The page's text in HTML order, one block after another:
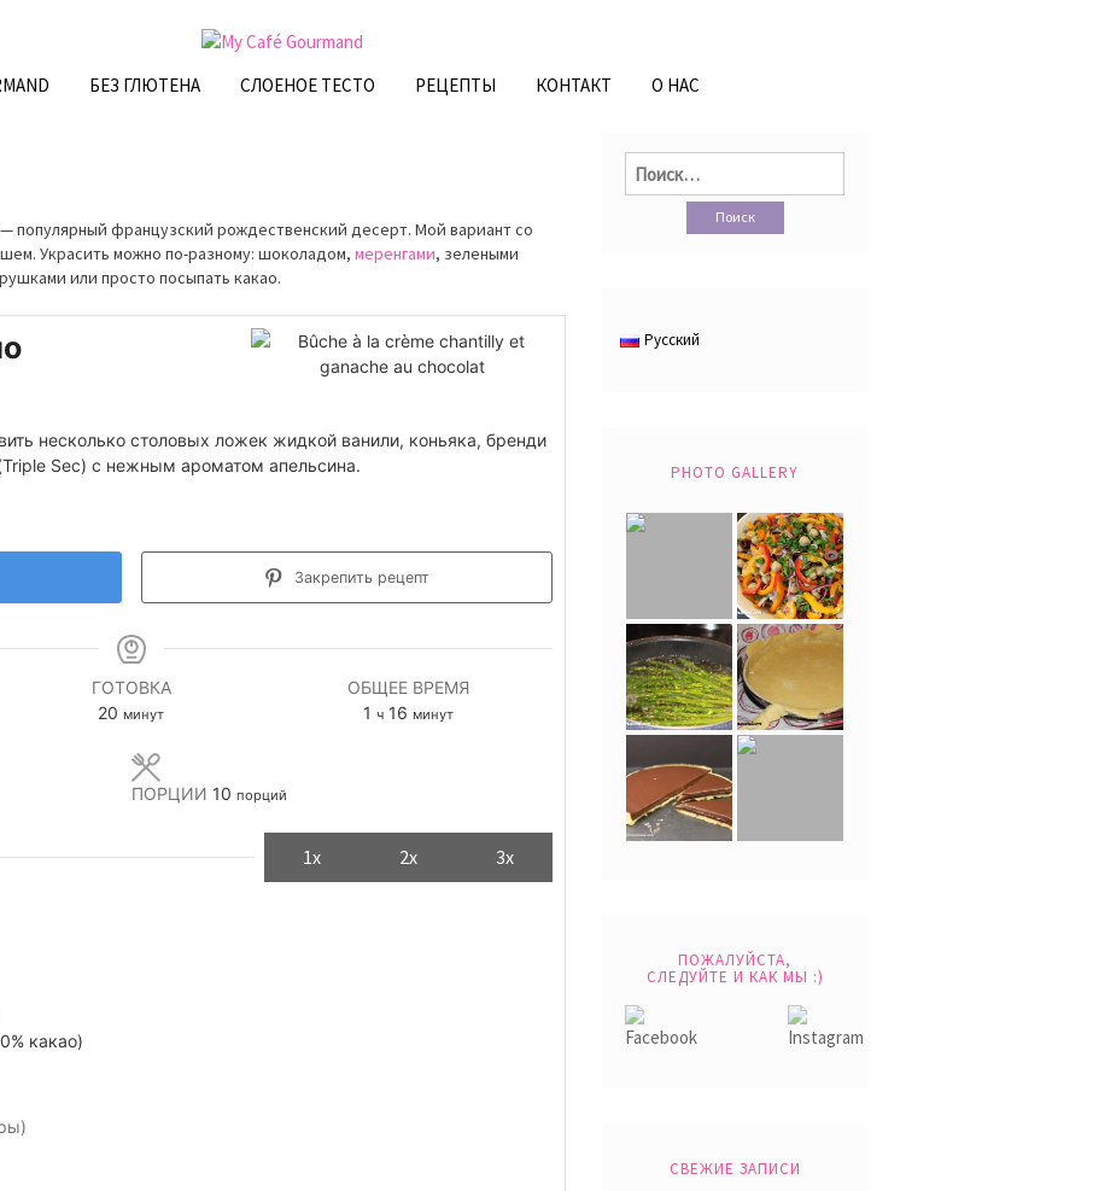
БЕЗ ГЛЮТЕНА СЛОЕНОЕ ТЕСТО РЕЦЕПТЫ КОНТАКТ О НАС
популярный французский рождественский десерт. Мой вариант со
Украсить можно по-разному: шоколадом, меренгами, зелеными
или просто посыпать какао.
несколько столовых ложек жидкой ванили, коньяка, бренди
Sec) с нежным ароматом апельсина.
Закрепить рецепт
ГОТОВКА
20 минуты
минут
ОБЩЕЕ ВРЕМЯ
1 час
ч 16минуты
минут
ПОРЦИИ 10 порций
1x 2x 3x
какао)
Найти:
Русский
PHOTO GALLERY
ПОЖАЛУЙСТА,
СЛЕДУЙТЕ И КАК МЫ :)
СВЕЖИЕ ЗАПИСИ